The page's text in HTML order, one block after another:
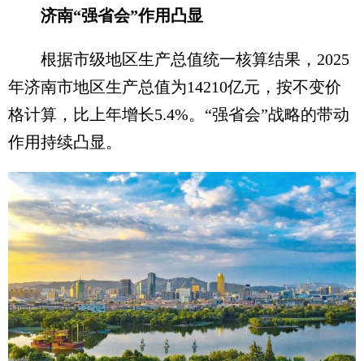
济南“强省会”作用凸显
根据市级地区生产总值统一核算结果，2025
年济南市地区生产总值为14210亿元，按不变价
格计算，比上年增长5.4%。“强省会”战略的带动
作用持续凸显。